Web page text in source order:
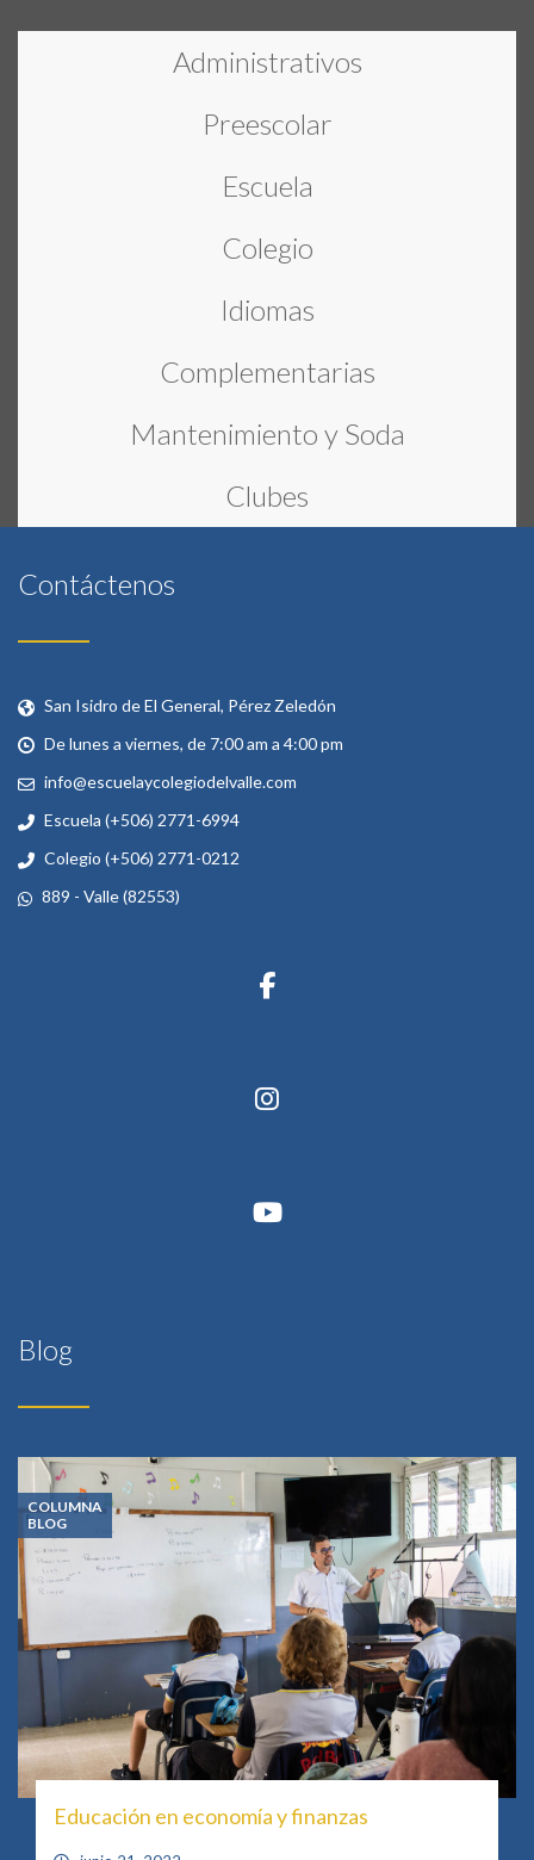
Administrativos
Preescolar
Escuela
Colegio
Idiomas
Complementarias
Mantenimiento y Soda
Clubes
Contáctenos
San Isidro de El General, Pérez Zeledón
De lunes a viernes, de 7:00 am a 4:00 pm
info@escuelaycolegiodelvalle.com
Escuela (+506) 2771-6994
Colegio (+506) 2771-0212
889 - Valle (82553)
Blog
COLUMNA
BLOG
Educación en economía y finanzas